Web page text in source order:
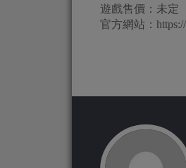
遊戲售價：未定
官方網站：https://